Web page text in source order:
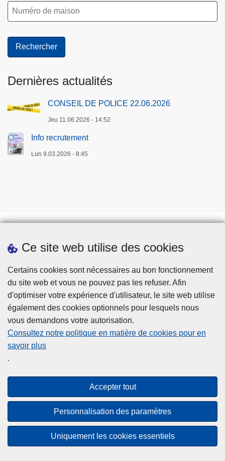
Ce site web utilise des cookies
Certains cookies sont nécessaires au bon fonctionnement
du site web et vous ne pouvez pas les refuser. Afin
d'optimiser votre expérience d'utilisateur, le site web utilise
également des cookies optionnels pour lesquels nous
vous demandons votre autorisation.
Consultez notre politique en matière de cookies pour en
savoir plus
.
Accepter tout
Personnalisation des paramètres
Uniquement les cookies essentiels
Dernières actualités
CONSEIL DE POLICE 22.06.2026
Jeu 11.06.2026 - 14:52
Info recrutement
Lun 9.03.2026 - 8:45
Téléchargements
Presse
Cookies
Accessibilité
© 2026 Police.be